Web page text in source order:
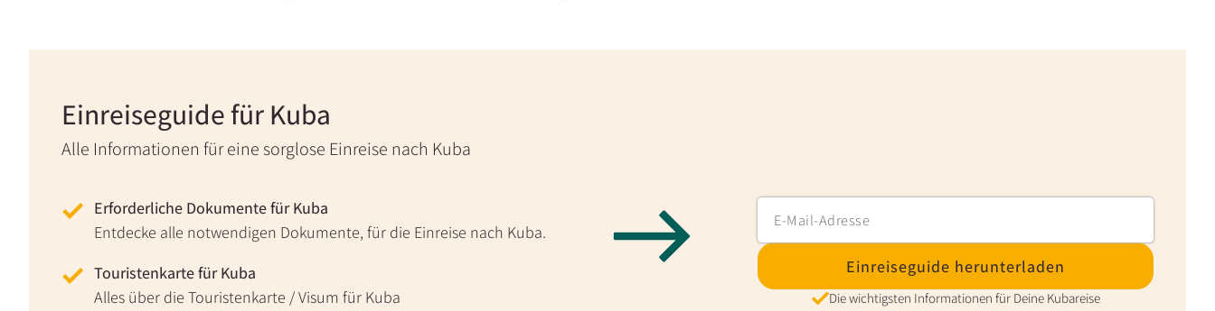
Einreiseguide für Kuba
Alle Informationen für eine sorglose Einreise nach Kuba
Erforderliche Dokumente für Kuba
Entdecke alle notwendigen Dokumente, für die Einreise nach Kuba.
Touristenkarte für Kuba
Alles über die Touristenkarte / Visum für Kuba
Einreiseguide herunterladen
Die wichtigsten Informationen für Deine Kubareise